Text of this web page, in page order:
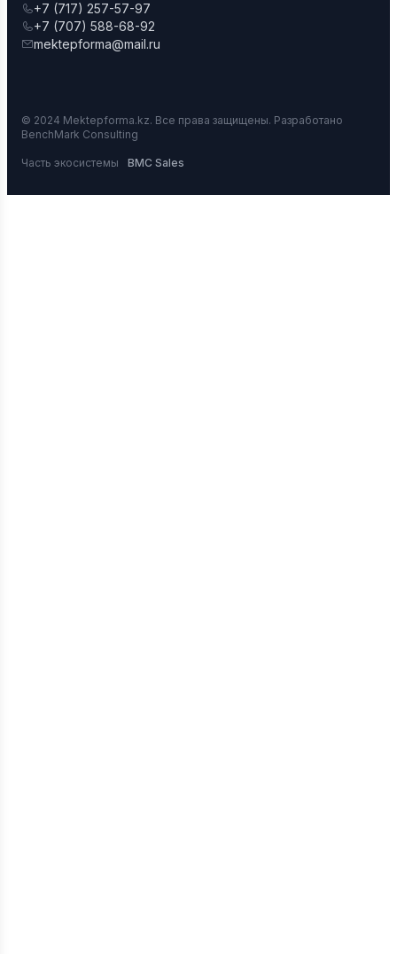
+7 (717) 257-57-97
+7 (707) 588-68-92
mektepforma@mail.ru
© 2024 Mektepforma.kz. Все права защищены. Разработано
BenchMark Consulting
Часть экосистемы BMC Sales